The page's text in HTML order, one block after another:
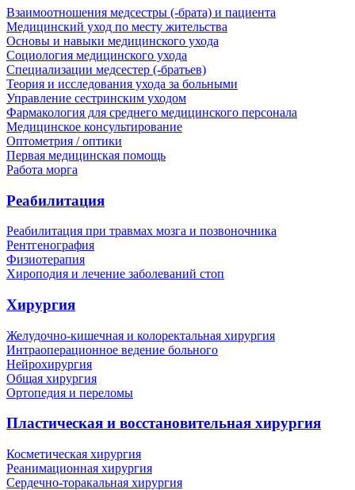
Взаимоотношения медсестры (-брата) и пациента
Медицинский уход по месту жительства
Основы и навыки медицинского ухода
Социология медицинского ухода
Специализации медсестер (-братьев)
Теория и исследования ухода за больными
Управление сестринским уходом
Фармакология для среднего медицинского персонала
Медицинское консультирование
Оптометрия / оптики
Первая медицинская помощь
Работа морга
Реабилитация
Реабилитация при травмах мозга и позвоночника
Рентгенография
Физиотерапия
Хироподия и лечение заболеваний стоп
Хирургия
Желудочно-кишечная и колоректальная хирургия
Интраоперационное ведение больного
Нейрохирургия
Общая хирургия
Ортопедия и переломы
Пластическая и восстановительная хирургия
Косметическая хирургия
Реанимационная хирургия
Сердечно-торакальная хирургия